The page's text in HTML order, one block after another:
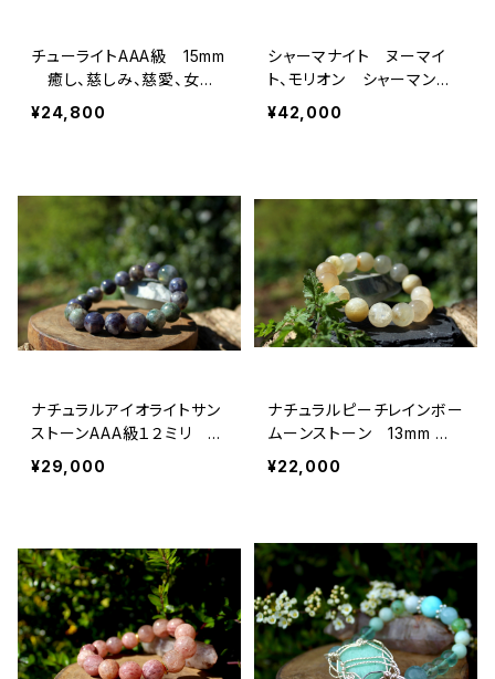
チューライトAAA級 15mm
癒し、慈しみ、慈愛、女性
性・・・そして成功運
¥24,800
シャーマナイト ヌーマイ
ト、モリオン シャーマンの
為のブレスレット
¥42,000
ナチュラルアイオライトサン
ストーンAAA級１２ミリ 冷
静、落ち着き、感情の癒し、ポ
ジティブ、可能性、絶妙なバ
¥29,000
ナチュラルピーチレインボー
ムーンストーン 13mm
恋愛、安産、女性の魅力を引
き出す
¥22,000